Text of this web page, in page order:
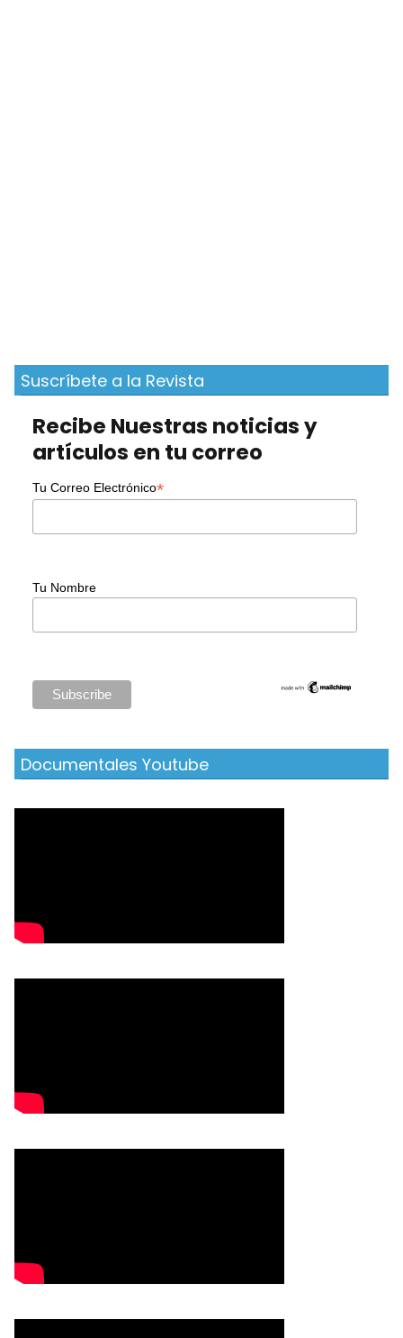
Suscríbete a la Revista
Recibe Nuestras noticias y
artículos en tu correo
Tu Correo Electrónico*
Tu Nombre
Documentales Youtube